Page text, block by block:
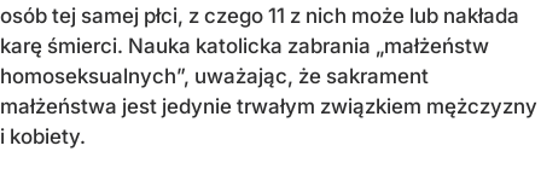
osób tej samej płci, z czego 11 z nich może lub nakłada
karę śmierci. Nauka katolicka zabrania „małżeństw
homoseksualnych”, uważając, że sakrament
małżeństwa jest jedynie trwałym związkiem mężczyzny
i kobiety.